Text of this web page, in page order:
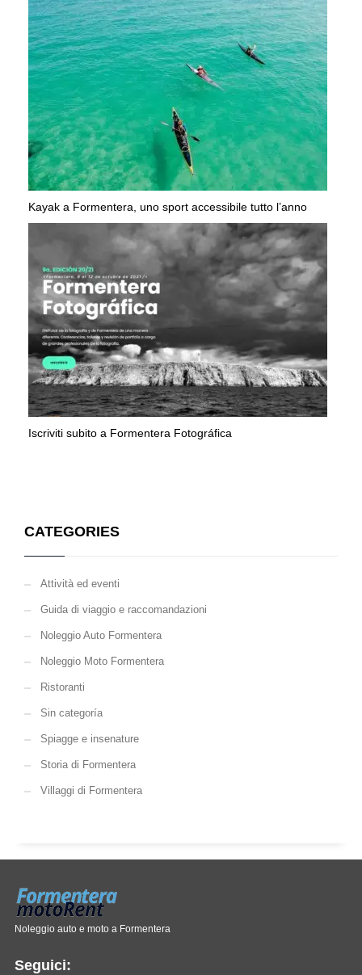
Kayak a Formentera, uno sport accessibile tutto l’anno
Iscriviti subito a Formentera Fotográfica
CATEGORIES
Attività ed eventi
Guida di viaggio e raccomandazioni
Noleggio Auto Formentera
Noleggio Moto Formentera
Ristoranti
Sin categoría
Spiagge e insenature
Storia di Formentera
Villaggi di Formentera
Noleggio auto e moto a Formentera
Seguici: